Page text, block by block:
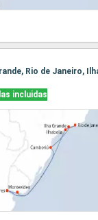
Rio de Janeiro,
incluidas